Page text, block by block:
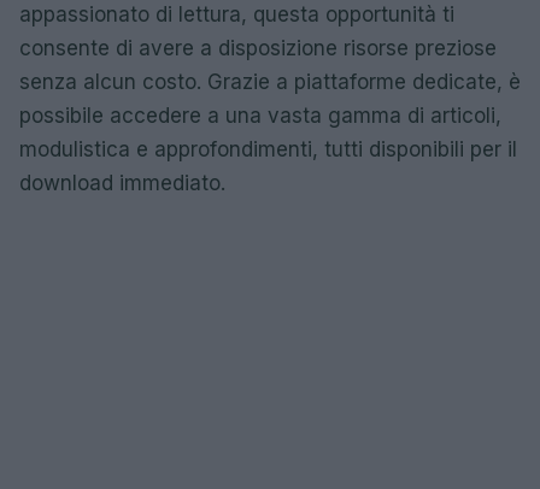
appassionato di lettura, questa opportunità ti
consente di avere a disposizione risorse preziose
senza alcun costo. Grazie a piattaforme dedicate, è
possibile accedere a una vasta gamma di articoli,
modulistica e approfondimenti, tutti disponibili per il
download immediato.